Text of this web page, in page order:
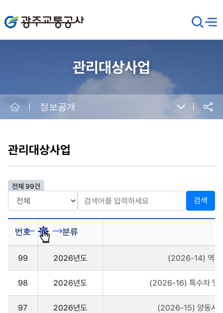
광주교통공사
검
색
창
메뉴
관리대상사업
공유
정보공개
관리대상사업
전체 99건
검색
대
업
번호 분류
99 2026년도 (2026-14) 역사
98 2026년도 (2026-16) 특수차 및
97 2026년도 (2026-15) 양동시